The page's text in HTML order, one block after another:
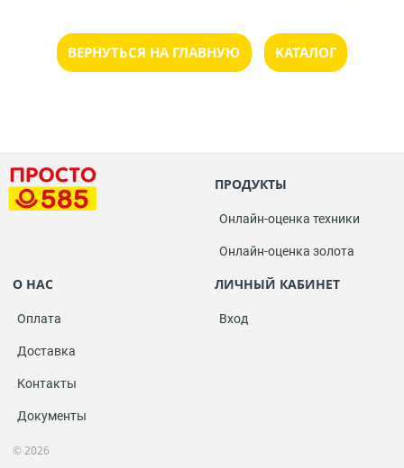
ВЕРНУТЬСЯ НА ГЛАВНУЮ КАТАЛОГ
ПРОДУКТЫ
Онлайн-оценка техники
Онлайн-оценка золота
О НАС
Оплата
Доставка
Контакты
Документы
ЛИЧНЫЙ КАБИНЕТ
Вход
© 2026